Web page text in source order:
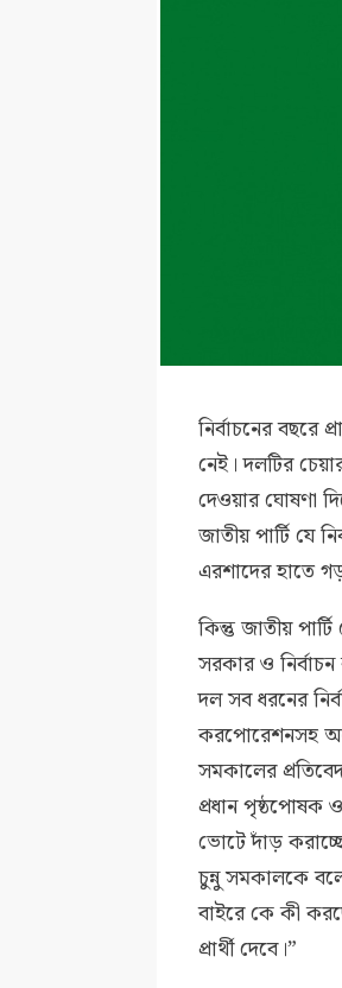
নির্বাচনের বছরে
নেই। দলটির
দেওয়ার ঘোষণা
জাতীয় পার্টি যে
এরশাদের হাতে
কিন্তু জাতীয়
সরকার ও
দল সব ধরনের
করপোরেশনসহ
সমকালের
প্রধান পৃষ্ঠপোষক
ভোটে দাঁড়
চুন্নু সমকালকে
বাইরে কে কী
প্রার্থী দেবে।”